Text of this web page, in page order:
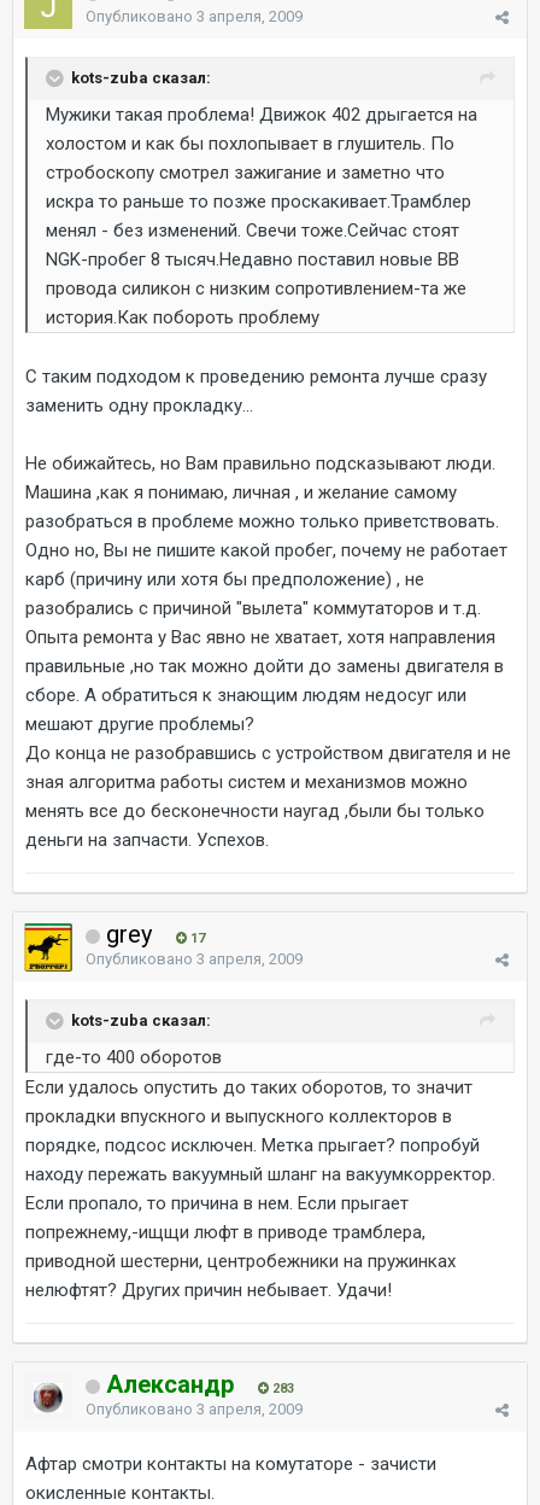
Опубликовано 3 апреля, 2009
kots-zuba сказал:
Мужики такая проблема! Движок 402 дрыгается на
холостом и как бы похлопывает в глушитель. По
стробоскопу смотрел зажигание и заметно что
искра то раньше то позже проскакивает.Трамблер
менял - без изменений. Свечи тоже.Сейчас стоят
NGK-пробег 8 тысяч.Недавно поставил новые ВВ
провода силикон с низким сопротивлением-та же
история.Как побороть проблему
С таким подходом к проведению ремонта лучше сразу
заменить одну прокладку...
Не обижайтесь, но Вам правильно подсказывают люди.
Машина ,как я понимаю, личная , и желание самому
разобраться в проблеме можно только приветствовать.
Одно но, Вы не пишите какой пробег, почему не работает
карб (причину или хотя бы предположение) , не
разобрались с причиной "вылета" коммутаторов и т.д.
Опыта ремонта у Вас явно не хватает, хотя направления
правильные ,но так можно дойти до замены двигателя в
сборе. А обратиться к знающим людям недосуг или
мешают другие проблемы?
До конца не разобравшись с устройством двигателя и не
зная алгоритма работы систем и механизмов можно
менять все до бесконечности наугад ,были бы только
деньги на запчасти. Успехов.
grey 17
Опубликовано 3 апреля, 2009
kots-zuba сказал:
где-то 400 оборотов
Если удалось опустить до таких оборотов, то значит
прокладки впускного и выпускного коллекторов в
порядке, подсос исключен. Метка прыгает? попробуй
находу пережать вакуумный шланг на вакуумкорректор.
Если пропало, то причина в нем. Если прыгает
попрежнему,-ищщи люфт в приводе трамблера,
приводной шестерни, центробежники на пружинках
нелюфтят? Других причин небывает. Удачи!
Александр 283
Опубликовано 3 апреля, 2009
Афтар смотри контакты на комутаторе - зачисти
окисленные контакты.